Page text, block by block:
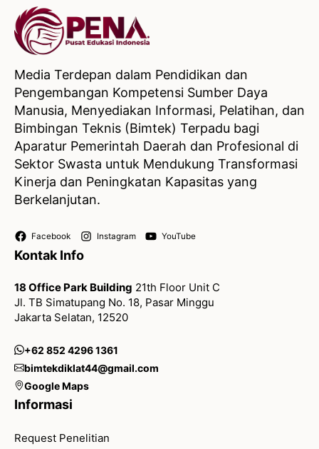
Media Terdepan dalam Pendidikan dan
Pengembangan Kompetensi Sumber Daya
Manusia, Menyediakan Informasi, Pelatihan, dan
Bimbingan Teknis (Bimtek) Terpadu bagi
Aparatur Pemerintah Daerah dan Profesional di
Sektor Swasta untuk Mendukung Transformasi
Kinerja dan Peningkatan Kapasitas yang
Berkelanjutan.
Facebook Instagram YouTube
Kontak Info
18 Office Park Building 21th Floor Unit C
Jl. TB Simatupang No. 18, Pasar Minggu
Jakarta Selatan, 12520
+62 852 4296 1361
bimtekdiklat44@gmail.com
Google Maps
Informasi
Request Penelitian